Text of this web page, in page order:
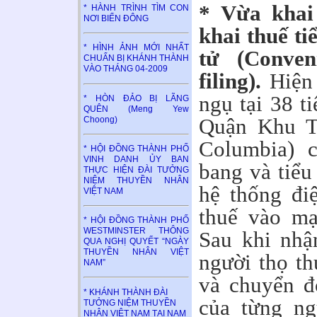
* HÀNH TRÌNH TÌM CON
NƠI BIỂN ĐÔNG
* HÌNH ẢNH MỚI NHẤT
CHUẨN BỊ KHÁNH THÀNH
VÀO THÁNG 04-2009
* HÒN ĐẢO BỊ LÃNG
QUÊN (Meng Yew
Choong)
* HỘI ĐỒNG THÀNH PHỐ
VINH DANH ỦY BAN
THỰC HIỆN ĐÀI TƯỞNG
NIỆM THUYỀN NHÂN
VIỆT NAM
* HỘI ĐỒNG THÀNH PHỐ
WESTMINSTER THÔNG
QUA NGHỊ QUYẾT “NGÀY
THUYỀN NHÂN VIỆT
NAM”
* KHÁNH THÀNH ĐÀI
TƯỞNG NIỆM THUYỀN
NHÂN VIỆT NAM TẠI NAM
* Vừa
khai thuế
tử
filing).
ngụ tại 38
Quận Khu
Columbia)
bang và
hệ thống
thuế vào
Sau khi
người thọ
và chuyển
của từng